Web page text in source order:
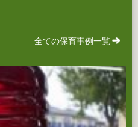
全ての保育事例一覧